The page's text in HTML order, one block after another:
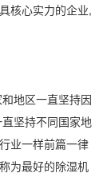
核心实力的企业,
地区一直坚持因
坚持不同国家地
业一样前篇一律
为最好的除湿机